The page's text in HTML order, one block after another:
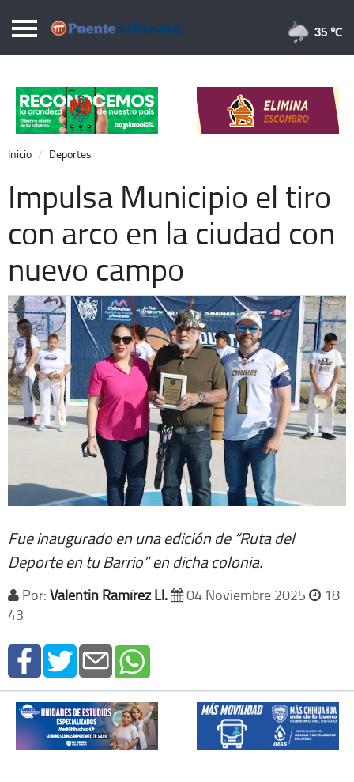
Puentelibre.mx
Local
Nacional
Opinión
Cronos
Economía
Extra +
35 ℃
Inicio Deportes
Impulsa Municipio el tiro
con arco en la ciudad con
nuevo campo
Fue inaugurado en una edición de “Ruta del
Deporte en tu Barrio” en dicha colonia.
Por: Valentin Ramírez Ll. 04 Noviembre 2025
18
43